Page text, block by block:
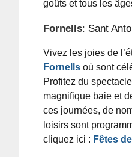
goûts et tous les
Fornells: Sant
Vivez les joies de
Fornells où sont
Profitez du
magnifique baie et
ces journées, de
loisirs sont
cliquez ici : Fêtes